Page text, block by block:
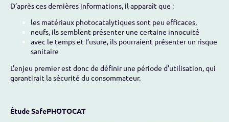
D’après ces dernières informations, il apparaît que :
les matériaux photocatalytiques sont peu efficaces,
neufs, ils semblent présenter une certaine innocuité
avec le temps et l’usure, ils pourraient présenter un risque
sanitaire
L’enjeu premier est donc de définir une période d’utilisation, qui
garantirait la sécurité du consommateur.
Étude SafePHOTOCAT